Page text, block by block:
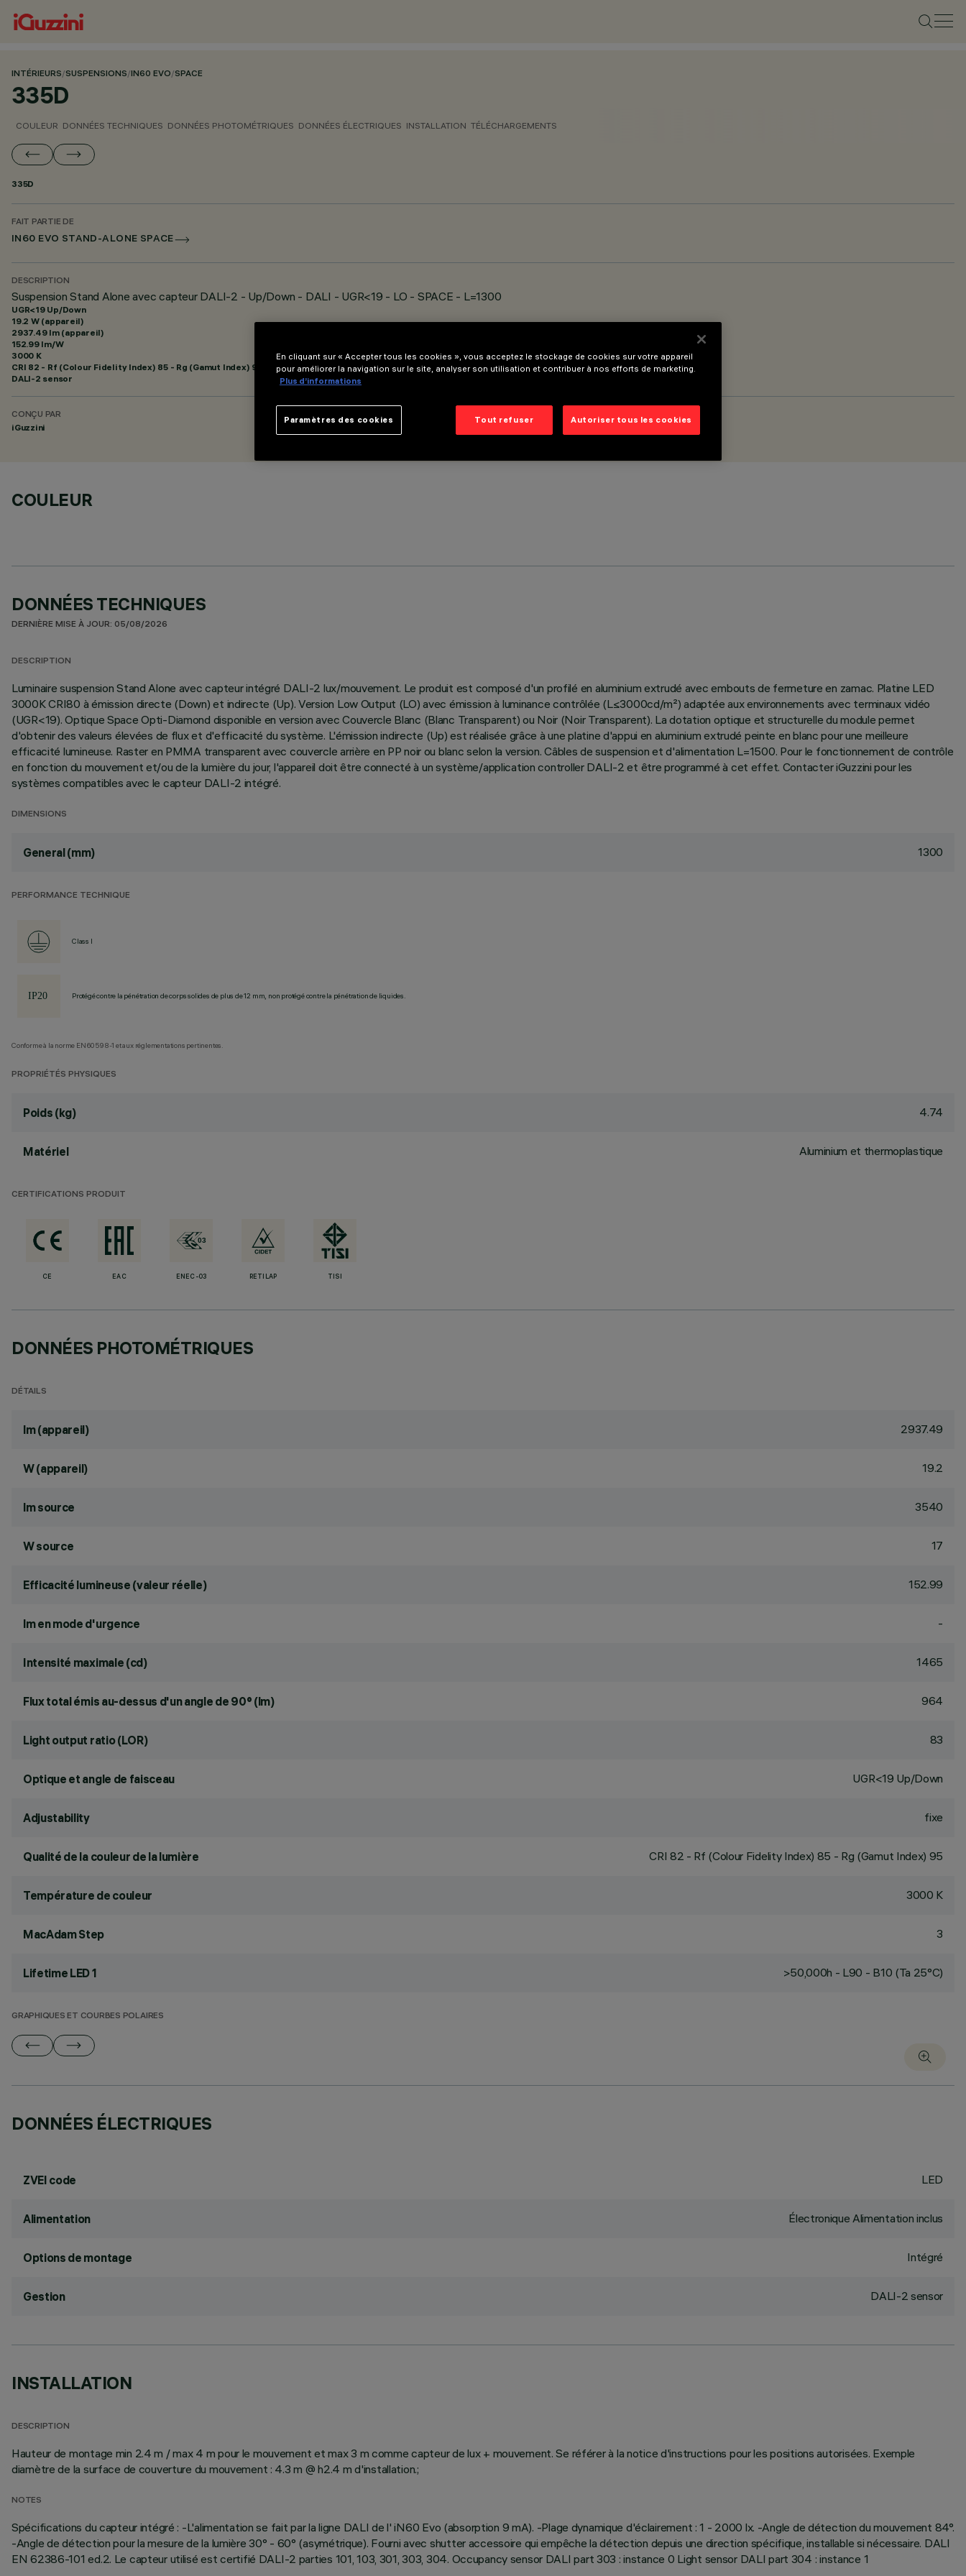
INTÉRIEURS/SUSPENSIONS/IN60 EVO/SPACE
335D
COULEUR DONNÉES TECHNIQUES DONNÉES PHOTOMÉTRIQUES DONNÉES ÉLECTRIQUES INSTALLATION TÉLÉCHARGEMENTS
335D
FAIT PARTIE DE
IN60 EVO STAND-ALONE SPACE
DESCRIPTION
Suspension Stand Alone avec capteur DALI-2 - Up/Down - DALI - UGR<19 - LO - SPACE - L=1300
UGR<19 Up/Down
19.2 W (appareil)
2937.49 lm (appareil)
152.99 lm/W
3000 K
CRI 82 - Rf (Colour Fidelity Index) 85 - Rg (Gamut Index) 95
DALI-2 sensor
CONÇU PAR
iGuzzini
COULEUR
DONNÉES TECHNIQUES
DERNIÈRE MISE À JOUR: 05/08/2026
DESCRIPTION
Luminaire suspension Stand Alone avec capteur intégré DALI-2 lux/mouvement. Le produit est composé d'un profilé en aluminium extrudé avec embouts de fermeture en zamac. Platine LED
3000K CRI80 à émission directe (Down) et indirecte (Up). Version Low Output (LO) avec émission à luminance contrôlée (L≤3000cd/m²) adaptée aux environnements avec terminaux vidéo
(UGR<19). Optique Space Opti-Diamond disponible en version avec Couvercle Blanc (Blanc Transparent) ou Noir (Noir Transparent). La dotation optique et structurelle du module permet
d'obtenir des valeurs élevées de flux et d'efficacité du système. L'émission indirecte (Up) est réalisée grâce à une platine d'appui en aluminium extrudé peinte en blanc pour une meilleure
efficacité lumineuse. Raster en PMMA transparent avec couvercle arrière en PP noir ou blanc selon la version. Câbles de suspension et d'alimentation L=1500. Pour le fonctionnement de contrôle
en fonction du mouvement et/ou de la lumière du jour, l'appareil doit être connecté à un système/application controller DALI-2 et être programmé à cet effet. Contacter iGuzzini pour les
systèmes compatibles avec le capteur DALI-2 intégré.
DIMENSIONS
General (mm) 1300
PERFORMANCE TECHNIQUE
Class I
Protégé contre la pénétration de corps solides de plus de 12 mm, non protégé contre la pénétration de liquides.
Conforme à la norme EN60598-1 et aux réglementations pertinentes.
PROPRIÉTÉS PHYSIQUES
Poids (kg) 4.74
Matériel Aluminium et thermoplastique
CERTIFICATIONS PRODUIT
CE EAC ENEC-03 RETILAP TISI
DONNÉES PHOTOMÉTRIQUES
DÉTAILS
lm (appareil) 2937.49
W (appareil) 19.2
lm source 3540
W source 17
Efficacité lumineuse (valeur réelle) 152.99
lm en mode d'urgence -
Intensité maximale (cd) 1465
Flux total émis au-dessus d'un angle de 90° (lm) 964
Light output ratio (LOR) 83
Optique et angle de faisceau UGR<19 Up/Down
Adjustability fixe
Qualité de la couleur de la lumière CRI 82 - Rf (Colour Fidelity Index) 85 - Rg (Gamut Index) 95
Température de couleur 3000 K
MacAdam Step 3
Lifetime LED 1 >50,000h - L90 - B10 (Ta 25°C)
GRAPHIQUES ET COURBES POLAIRES
DONNÉES ÉLECTRIQUES
ZVEI code LED
Alimentation Électronique Alimentation inclus
Options de montage Intégré
Gestion DALI-2 sensor
INSTALLATION
DESCRIPTION
Hauteur de montage min 2.4 m / max 4 m pour le mouvement et max 3 m comme capteur de lux + mouvement. Se référer à la notice d'instructions pour les positions autorisées. Exemple
diamètre de la surface de couverture du mouvement : 4.3 m @ h2.4 m d'installation.;
NOTES
Spécifications du capteur intégré : -L'alimentation se fait par la ligne DALI de l' iN60 Evo (absorption 9 mA). -Plage dynamique d'éclairement : 1 - 2000 lx. -Angle de détection du mouvement 84°.
-Angle de détection pour la mesure de la lumière 30° - 60° (asymétrique). Fourni avec shutter accessoire qui empêche la détection depuis une direction spécifique, installable si nécessaire. DALI
EN 62386-101 ed.2. Le capteur utilisé est certifié DALI-2 parties 101, 103, 301, 303, 304. Occupancy sensor DALI part 303 : instance 0 Light sensor DALI part 304 : instance 1
En cliquant sur « Accepter tous les cookies », vous acceptez le stockage de cookies sur votre appareil
pour améliorer la navigation sur le site, analyser son utilisation et contribuer à nos efforts de marketing.
Plus d’informations
Tout refuser Autoriser tous les cookies
Paramètres des cookies